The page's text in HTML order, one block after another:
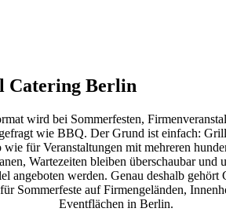
CateringBerlin
wird bei Sommerfesten,
wie BBQ. Der Grund ist einfach:
wie für Veranstaltungen mit mehreren
Wartezeiten bleiben überschaubar und
angeboten werden. Genau deshalb gehört
Sommerfeste auf Firmengeländen,
Eventflächen in Berlin.